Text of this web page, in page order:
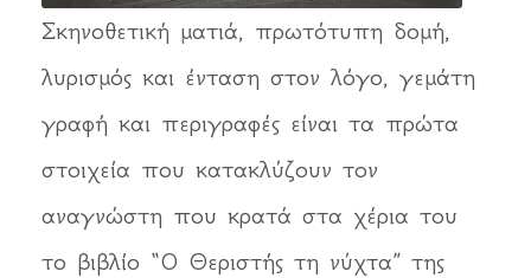
Σκηνοθετική ματιά, πρωτότυπη δομή,
λυρισμός και ένταση στον λόγο, γεμάτη
γραφή και περιγραφές είναι τα πρώτα
στοιχεία που κατακλύζουν τον
αναγνώστη που κρατά στα χέρια του
το βιβλίο “Ο Θεριστής τη νύχτα” της